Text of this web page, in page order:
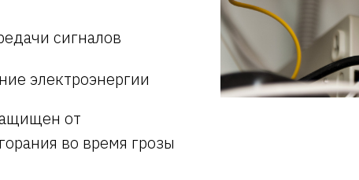
сигналов
электроэнергии
от
во время грозы